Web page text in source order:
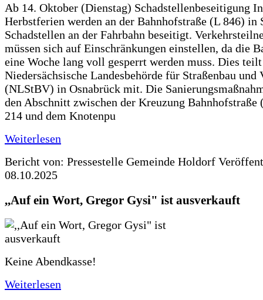
Ab 14. Oktober (Dienstag) Schadstellenbeseitigung
Herbstferien werden an der Bahnhofstraße (L 846) in
Schadstellen an der Fahrbahn beseitigt.
müssen sich auf Einschränkungen einstellen, da die
eine Woche lang voll gesperrt werden muss. Dies
Niedersächsische Landesbehörde für Straßenbau und
(NLStBV) in Osnabrück mit. Die
den Abschnitt zwischen der Kreuzung Bahnhofstraße
214 und dem Knotenpu
Weiterlesen
Bericht von: Pressestelle Gemeinde Holdorf
08.10.2025
,,Auf ein Wort, Gregor Gysi" ist ausverkauft
Keine Abendkasse!
Weiterlesen